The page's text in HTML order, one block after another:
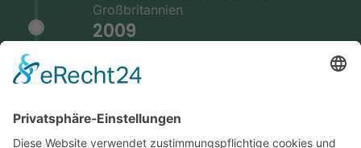
Großbritannien
2009
GPS und Telematiksystemen
Ausbau der Kapazität des
Flaschengaslagers für Propangas und